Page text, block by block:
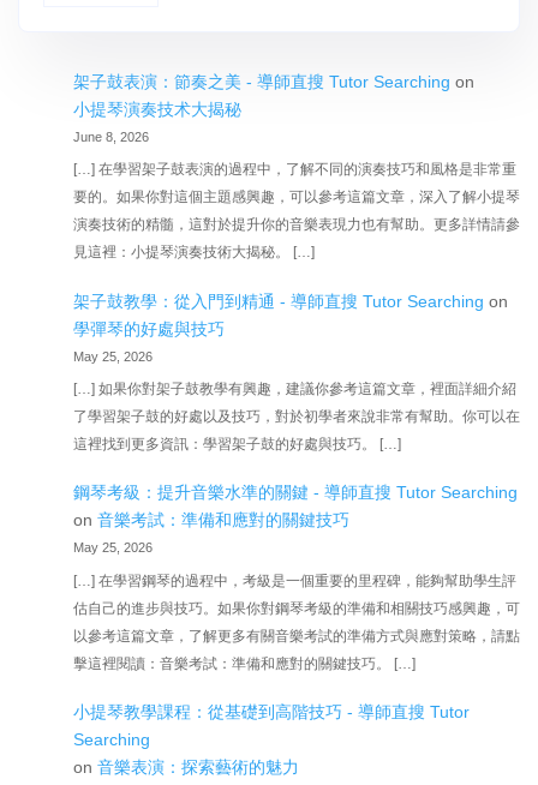
架子鼓表演：節奏之美 - 導師直搜 Tutor Searching on
小提琴演奏技术大揭秘
June 8, 2026
[…] 在學習架子鼓表演的過程中，了解不同的演奏技巧和風格是非常重
要的。如果你對這個主題感興趣，可以參考這篇文章，深入了解小提琴
演奏技術的精髓，這對於提升你的音樂表現力也有幫助。更多詳情請參
見這裡：小提琴演奏技術大揭秘。 […]
架子鼓教學：從入門到精通 - 導師直搜 Tutor Searching on
學彈琴的好處與技巧
May 25, 2026
[…] 如果你對架子鼓教學有興趣，建議你參考這篇文章，裡面詳細介紹
了學習架子鼓的好處以及技巧，對於初學者來說非常有幫助。你可以在
這裡找到更多資訊：學習架子鼓的好處與技巧。 […]
鋼琴考級：提升音樂水準的關鍵 - 導師直搜 Tutor Searching
on 音樂考試：準備和應對的關鍵技巧
May 25, 2026
[…] 在學習鋼琴的過程中，考級是一個重要的里程碑，能夠幫助學生評
估自己的進步與技巧。如果你對鋼琴考級的準備和相關技巧感興趣，可
以參考這篇文章，了解更多有關音樂考試的準備方式與應對策略，請點
擊這裡閱讀：音樂考試：準備和應對的關鍵技巧。 […]
小提琴教學課程：從基礎到高階技巧 - 導師直搜 Tutor
Searching
on 音樂表演：探索藝術的魅力